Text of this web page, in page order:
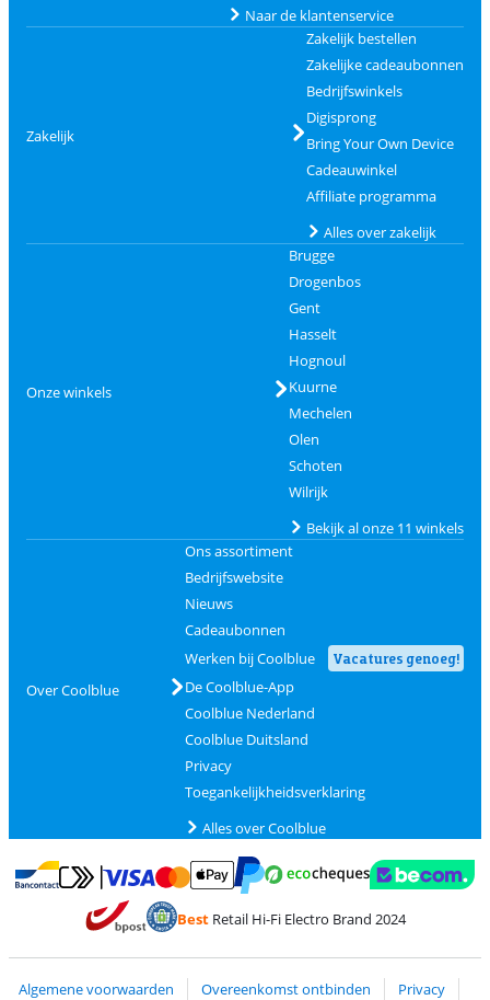
Naar de klantenservice
Zakelijk
Zakelijk bestellen
Zakelijke cadeaubonnen
Bedrijfswinkels
Digisprong
Bring Your Own Device
Cadeauwinkel
Affiliate programma
Alles over zakelijk
Onze winkels
Brugge
Drogenbos
Gent
Hasselt
Hognoul
Kuurne
Mechelen
Olen
Schoten
Wilrijk
Bekijk al onze 11 winkels
Over Coolblue
Ons assortiment
Bedrijfswebsite
Nieuws
Cadeaubonnen
Werken bij Coolblue
Vacatures genoeg!
De Coolblue-App
Coolblue Nederland
Coolblue Duitsland
Privacy
Toegankelijkheidsverklaring
Alles over Coolblue
Betalen met Bancontact
Betalen met MasterCard en Visa via ClickToPay
Betalen met PayPal
BestRetail Hi-Fi Electro Brand 2024
Algemene voorwaarden Overeenkomst ontbinden Privacy